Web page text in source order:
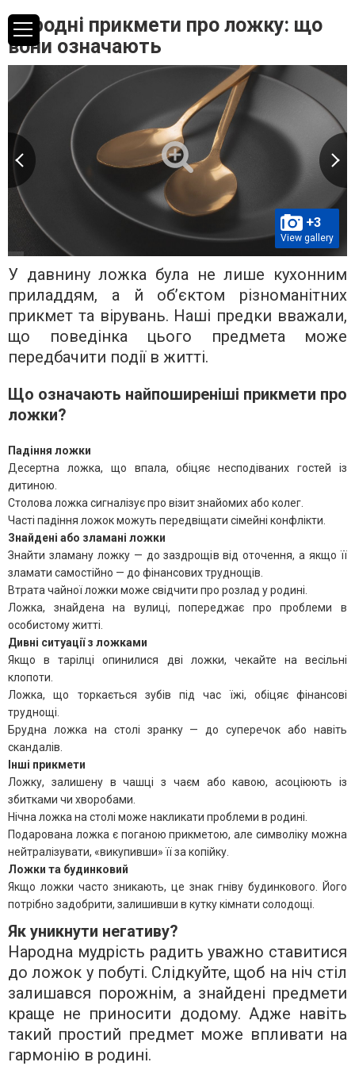
Народні прикмети про ложку: що
вони означають
+3
View gallery
У давнину ложка була не лише кухонним
приладдям, а й об’єктом різноманітних
прикмет та вірувань. Наші предки вважали,
що поведінка цього предмета може
передбачити події в житті.
Що означають найпоширеніші прикмети про
ложки?
Падіння ложки
Десертна ложка, що впала, обіцяє несподіваних гостей із
дитиною.
Столова ложка сигналізує про візит знайомих або колег.
Часті падіння ложок можуть передвіщати сімейні конфлікти.
Знайдені або зламані ложки
Знайти зламану ложку — до заздрощів від оточення, а якщо її
зламати самостійно — до фінансових труднощів.
Втрата чайної ложки може свідчити про розлад у родині.
Ложка, знайдена на вулиці, попереджає про проблеми в
особистому житті.
Дивні ситуації з ложками
Якщо в тарілці опинилися дві ложки, чекайте на весільні
клопоти.
Ложка, що торкається зубів під час їжі, обіцяє фінансові
труднощі.
Брудна ложка на столі зранку — до суперечок або навіть
скандалів.
Інші прикмети
Ложку, залишену в чашці з чаєм або кавою, асоціюють із
збитками чи хворобами.
Нічна ложка на столі може накликати проблеми в родині.
Подарована ложка є поганою прикметою, але символіку можна
нейтралізувати, «викупивши» її за копійку.
Ложки та будинковий
Якщо ложки часто зникають, це знак гніву будинкового. Його
потрібно задобрити, залишивши в кутку кімнати солодощі.
Як уникнути негативу?
Народна мудрість радить уважно ставитися
до ложок у побуті. Слідкуйте, щоб на ніч стіл
залишався порожнім, а знайдені предмети
краще не приносити додому. Адже навіть
такий простий предмет може впливати на
гармонію в родині.